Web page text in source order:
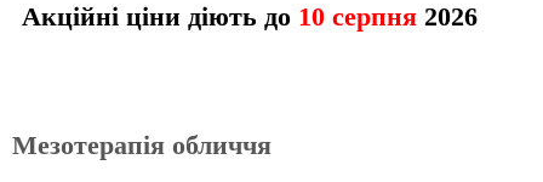
Акційні ціни діють до 10 серпня 2026
Мезотерапія обличчя